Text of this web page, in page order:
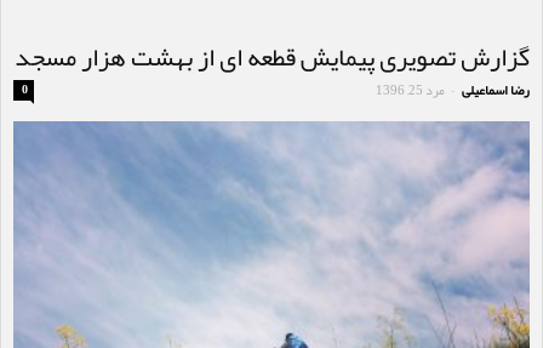
گزارش تصویری پیمایش قطعه ای از بهشت هزار مسجد
رضا اسماعیلی - مرد 25, 1396 0